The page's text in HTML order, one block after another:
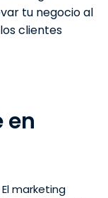
tu negocio al
clientes
en
El marketing